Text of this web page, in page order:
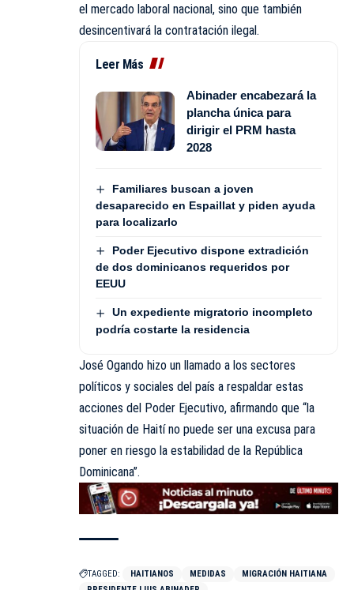
el mercado laboral nacional, sino que también
desincentivará la contratación ilegal.
Leer Más
Abinader encabezará la
plancha única para
dirigir el PRM hasta
2028
Familiares buscan a joven
desaparecido en Espaillat y piden ayuda
para localizarlo
Poder Ejecutivo dispone extradición
de dos dominicanos requeridos por
EEUU
Un expediente migratorio incompleto
podría costarte la residencia
José Ogando hizo un llamado a los sectores
políticos y sociales del país a respaldar estas
acciones del Poder Ejecutivo, afirmando que “la
situación de Haití no puede ser una excusa para
poner en riesgo la estabilidad de la República
Dominicana”.
TAGGED: HAITIANOS MEDIDAS
MIGRACIÓN HAITIANA